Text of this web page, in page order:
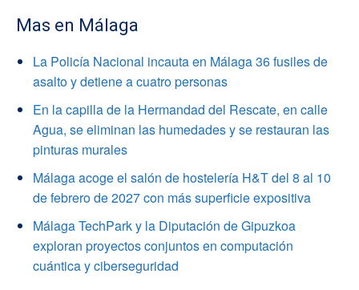
Mas en Málaga
La Policía Nacional incauta en Málaga 36 fusiles de
asalto y detiene a cuatro personas
En la capilla de la Hermandad del Rescate, en calle
Agua, se eliminan las humedades y se restauran las
pinturas murales
Málaga acoge el salón de hostelería H&T del 8 al 10
de febrero de 2027 con más superficie expositiva
Málaga TechPark y la Diputación de Gipuzkoa
exploran proyectos conjuntos en computación
cuántica y ciberseguridad